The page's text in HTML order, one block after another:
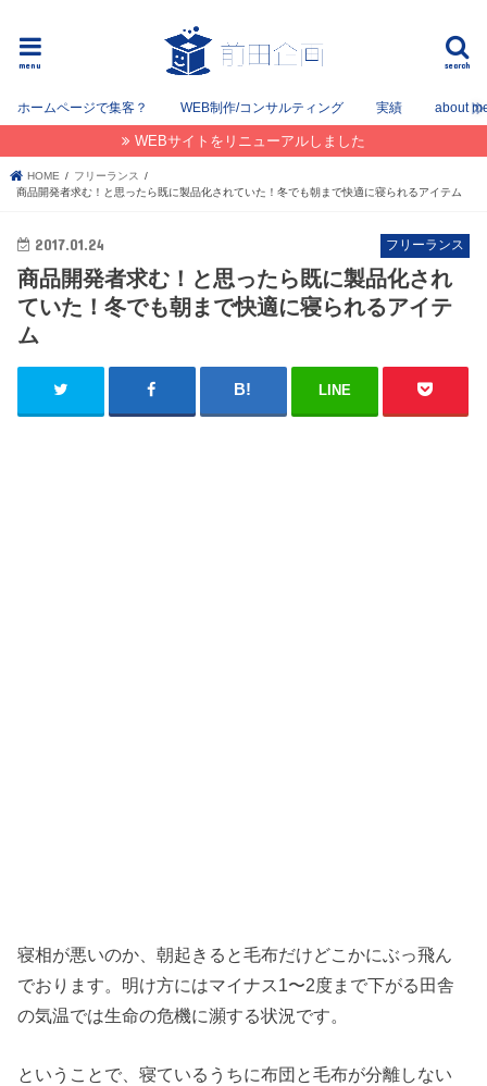
search
menu
ホームページで集客？ WEB制作/コンサルティング 実績 about
WEBサイトをリニューアルしました
HOME
フリーランス
商品開発者求む！と思ったら既に製品化されていた！冬でも朝まで快適に寝られるアイテム
フリーランス
2017.01.24
商品開発者求む！と思ったら既に製品化され
ていた！冬でも朝まで快適に寝られるアイテ
ム
LINE
寝相が悪いのか、朝起きると毛布だけどこかにぶっ飛ん
でおります。明け方にはマイナス1〜2度まで下がる田舎
の気温では生命の危機に瀕する状況です。
ということで、寝ているうちに布団と毛布が分離しない